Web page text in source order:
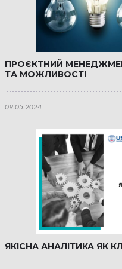
ПРОЄКТНИЙ
ТА МОЖЛИВОСТІ
09.05.2024
ЯКІСНА АНАЛІТИКА ЯК